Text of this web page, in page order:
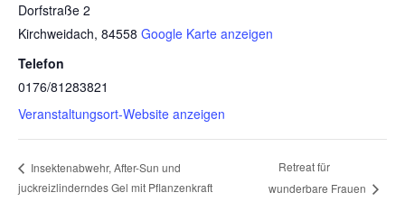
Dorfstraße 2
Kirchweidach, 84558 Google Karte anzeigen
Telefon
0176/81283821
Veranstaltungsort-Website anzeigen
Insektenabwehr, After-Sun und
juckreizlinderndes Gel mit Pflanzenkraft
Retreat für
wunderbare Frauen